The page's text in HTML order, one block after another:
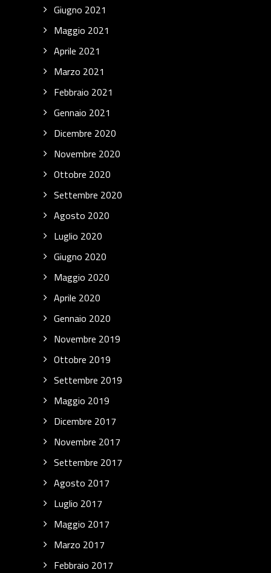
Giugno 2021
Maggio 2021
Aprile 2021
Marzo 2021
Febbraio 2021
Gennaio 2021
Dicembre 2020
Novembre 2020
Ottobre 2020
Settembre 2020
Agosto 2020
Luglio 2020
Giugno 2020
Maggio 2020
Aprile 2020
Gennaio 2020
Novembre 2019
Ottobre 2019
Settembre 2019
Maggio 2019
Dicembre 2017
Novembre 2017
Settembre 2017
Agosto 2017
Luglio 2017
Maggio 2017
Marzo 2017
Febbraio 2017